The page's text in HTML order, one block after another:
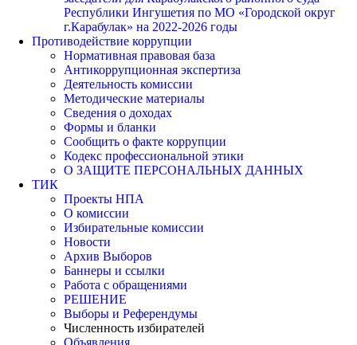
Республики Ингушетия по МО «Городской округ
г.Карабулак» на 2022-2026 годы
Противодействие коррупции
Нормативная правовая база
Антикоррупционная экспертиза
Деятельность комиссии
Методические материалы
Сведения о доходах
Формы и бланки
Сообщить о факте коррупции
Кодекс профессиональной этики
О ЗАЩИТЕ ПЕРСОНАЛЬНЫХ ДАННЫХ
ТИК
Проекты НПА
О комиссии
Избирательные комиссии
Новости
Архив Выборов
Баннеры и ссылки
Работа с обращениями
РЕШЕНИЕ
Выборы и Референдумы
Численность избирателей
Объявления